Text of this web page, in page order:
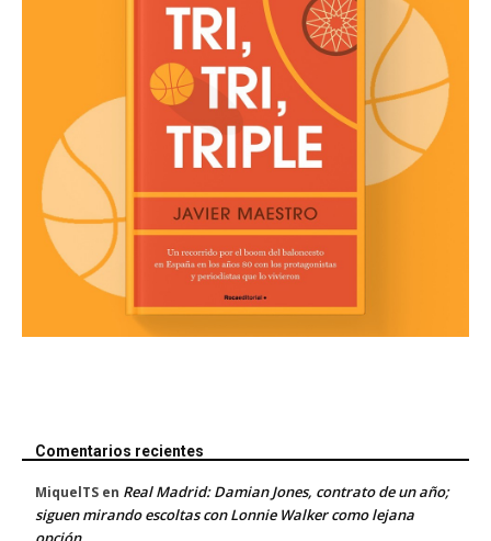
Comentarios recientes
MiquelTS en Real Madrid: Damian Jones, contrato de un año;
siguen mirando escoltas con Lonnie Walker como lejana